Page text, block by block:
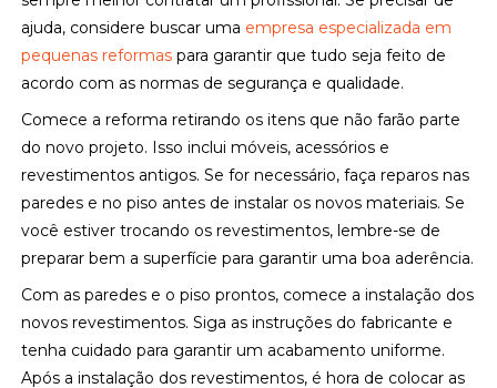
ajuda, considere buscar uma empresa especializada em
pequenas reformas para garantir que tudo seja feito de
acordo com as normas de segurança e qualidade.
Comece a reforma retirando os itens que não farão parte
do novo projeto. Isso inclui móveis, acessórios e
revestimentos antigos. Se for necessário, faça reparos nas
paredes e no piso antes de instalar os novos materiais. Se
você estiver trocando os revestimentos, lembre-se de
preparar bem a superfície para garantir uma boa aderência.
Com as paredes e o piso prontos, comece a instalação dos
novos revestimentos. Siga as instruções do fabricante e
tenha cuidado para garantir um acabamento uniforme.
Após a instalação dos revestimentos, é hora de colocar as